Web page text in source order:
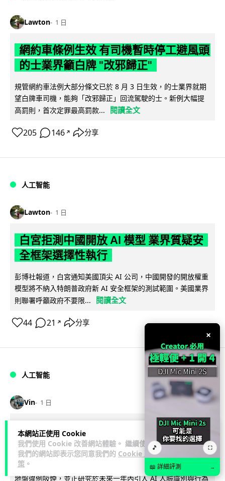
本網站正使用 Cookie
我們使用 Cookie 改善網站體驗。 繼續使用
我們的網站即表示您同意我們的 Cookie 政
策 。
Lawton 1 日
網約車條例生效 有司機暫時停工避風頭
的士業界籲白牌 "改邪歸正"
規管網約車法例大部分條文已於 8 月 3 日生效，的士業界就期
望白牌車司機，能夠「改邪歸正」回流駕駛的士。新例大幅提
高罰則，首次定罪最高罰款...
閱讀全文
205 146 ↗ 分享
人工智能
Lawton 1 日
白宮拒測中國開放 AI 模型 業界質疑安
全框架選擇性執行
彭博社報道，白宮通知美國頂尖 AI 公司，中國開發的開放權重
模型將不納入特朗普政府新 AI 安全框架的測試範圍。美國業界
則聯署呼籲政府不要限...
閱讀全文
44 21 ↗ 分享
人工智能
Vin 1 日
地盤偷吸煙難逃高空法眼 勞工處出動熱
感無人機 擬加 AI 人臉識別精準執法
勞工處投入配備熱感應鏡頭的小型無人機進行高空巡邏以打擊
地盤違例吸煙，並正研究於未來一年內引入 AI 人臉識別與行為
×
🎵 ⛶
📖 詳細評測 →